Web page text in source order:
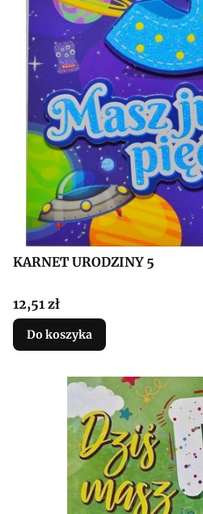
KARNET URODZINY 5
Cena
12,51 zł
Do koszyka